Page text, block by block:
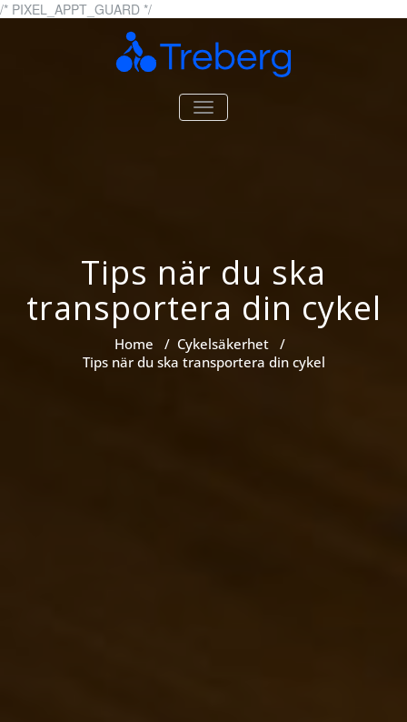
/* PIXEL_APPT_GUARD */Skip
content
Treberg.se Allt om cyklar och cykling
TOGGLE
NAVIGATION
Tips när du ska
transportera din cykel
Home / Cykelsäkerhet /
Tips när du ska transportera din cykel